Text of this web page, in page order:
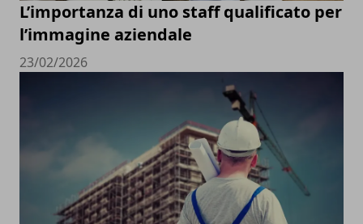
L’importanza di uno staff qualificato per
l’immagine aziendale
23/02/2026